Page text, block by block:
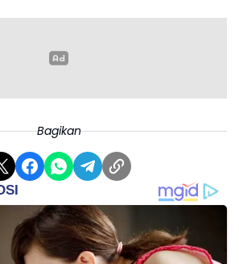
mengeluarkan surat tugas kepada Airin
tiga tahun lalu.
baik rencana PDIP menduetkan Airin
mantan Wakil Bupati Lebak, Ade Sumardi.
mempertimbangkan Ade dipasangkan
Bagikan